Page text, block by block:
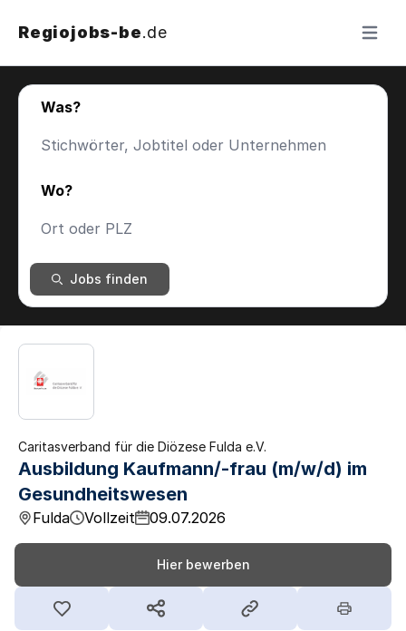
Regiojobs-be.de Menü
Was?
Wo?
Jobs finden
Caritasverband für die Diözese Fulda e.V.
Ausbildung Kaufmann/-frau (m/w/d) im
Gesundheitswesen
Fulda Vollzeit 09.07.2026
Hier bewerben